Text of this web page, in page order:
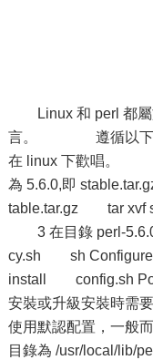
Linux 和 perl 都屬
言。 遵循以下步
在 linux 下歡唱。
為 5.6.0,即
table.tar.gz tar
3 在目錄 perl-
cy.sh sh
install config.sh
安裝或升級安裝時
使用默認配置，一
目錄為 /usr/local/lib/